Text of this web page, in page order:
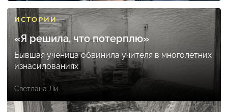
ИСТОРИИ
«Я решила, что потерплю»
Бывшая ученица обвинила учителя в многолетних
изнасилованиях
Светлана Ли